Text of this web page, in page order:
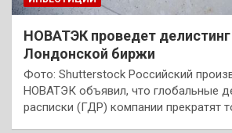
НОВАТЭК проведет делистинг
Лондонской биржи
Фото: Shutterstock Российский
НОВАТЭК объявил, что глобальные
расписки (ГДР) компании прекратят